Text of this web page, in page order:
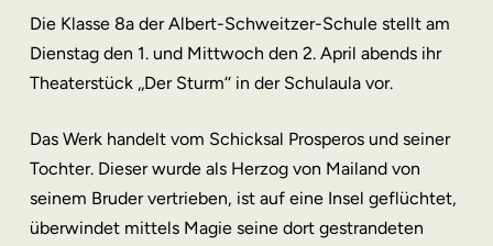
Die Klasse 8a der Albert-Schweitzer-Schule stellt am
Dienstag den 1. und Mittwoch den 2. April abends ihr
Theaterstück ‚‚Der Sturm‘‘ in der Schulaula vor.
Das Werk handelt vom Schicksal Prosperos und seiner
Tochter. Dieser wurde als Herzog von Mailand von
seinem Bruder vertrieben, ist auf eine Insel geflüchtet,
überwindet mittels Magie seine dort gestrandeten